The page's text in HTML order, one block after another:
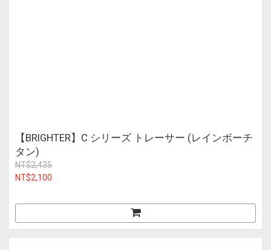
【BRIGHTER】C シリーズ トレーサー (レインボーチ
タン)
NT$2,435
NT$2,100